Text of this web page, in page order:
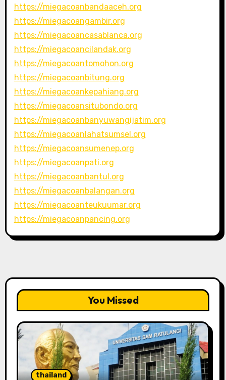
https://miegacoanbandaaceh.org
https://miegacoangambir.org
https://miegacoancasablanca.org
https://miegacoancilandak.org
https://miegacoantomohon.org
https://miegacoanbitung.org
https://miegacoankepahiang.org
https://miegacoansitubondo.org
https://miegacoanbanyuwangijatim.org
https://miegacoanlahatsumsel.org
https://miegacoansumenep.org
https://miegacoanpati.org
https://miegacoanbantul.org
https://miegacoanbalangan.org
https://miegacoanteukuumar.org
https://miegacoanpancing.org
You Missed
thailand